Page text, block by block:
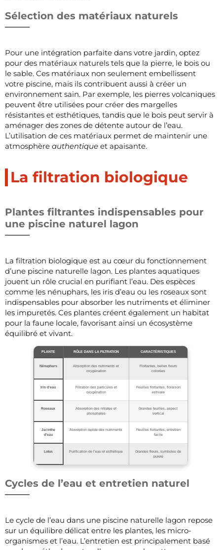
Sélection des matériaux naturels
Pour une intégration parfaite dans votre jardin, optez
pour des matériaux naturels tels que la pierre, le bois ou
le sable. Ces matériaux non seulement embellissent
votre piscine, mais ils contribuent aussi à créer un
environnement sain. Par exemple, les pierres volcaniques
peuvent être utilisées pour créer des margelles
résistantes et esthétiques, tandis que le bois peut servir à
aménager des zones de détente autour de l’eau.
L’utilisation de ces matériaux permet de maintenir une
atmosphère authentique et apaisante.
La filtration biologique
Plantes filtrantes indispensables pour
une piscine naturel lagon
La filtration biologique est au cœur du fonctionnement
d’une piscine naturelle lagon. Les plantes aquatiques
jouent un rôle crucial en purifiant l’eau. Des espèces
comme les nénuphars, les iris d’eau ou les roseaux sont
indispensables pour absorber les nutriments et éliminer
les impuretés. Ces plantes créent également un habitat
pour la faune locale, favorisant ainsi un écosystème
équilibré et vivant.
PLANTE RÔLE DANS LA FILTRATION CARACTÉRISTIQUES
Nénuphars
Absorption des nutriments et
oxygénation
Flottantes, belles fleurs
colorées
Iris d’eau
Filtration des particules et
oxygénation
Feuilles flottantes, floraison
estivale
Roseaux
Absorption des nitrates et
phosphates
Grandes feuilles, aspect
vertical
Jacinthe
d’eau
Absorption rapide des nutriments
Feuilles flottantes, entretien
facile
Lotus Purification de l’eau et esthétique
Grandes fleurs, symboles de
pureté
Cycles de l’eau et entretien naturel
Le cycle de l’eau dans une piscine naturelle lagon repose
sur un équilibre délicat entre les plantes, les micro-
organismes et l’eau. L’entretien est principalement basé